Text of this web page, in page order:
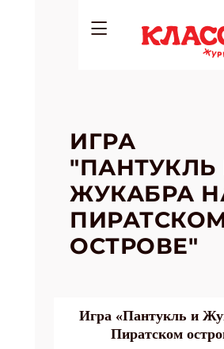
ИГРА
"ПАНТУКЛЬ
ЖУКАБРА
ОСТРОВЕ"
Игра «Пантукль и
Пиратском